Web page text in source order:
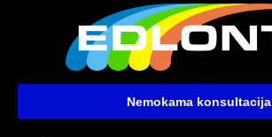
Nemokama konsultacija